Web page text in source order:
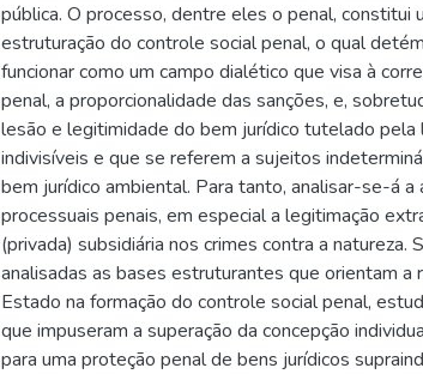
pública. O processo, dentre eles o penal, constitui
estruturação do controle social penal, o qual
funcionar como um campo dialético que visa à
penal, a proporcionalidade das sanções, e,
lesão e legitimidade do bem jurídico tutelado pela
indivisíveis e que se referem a sujeitos
bem jurídico ambiental. Para tanto, analisar-se-á
processuais penais, em especial a legitimação
(privada) subsidiária nos crimes contra a natureza.
analisadas as bases estruturantes que orientam a
Estado na formação do controle social penal,
que impuseram a superação da concepção
para uma proteção penal de bens jurídicos